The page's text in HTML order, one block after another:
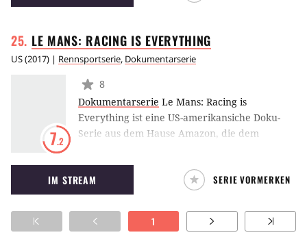
woraufhin sich sein Leben schlagartig
LE MANS: RACING IS EVERYTHING
US(2017) | Rennsportserie, Dokumentarserie
7.2
8
Dokumentarserie Le Mans: Racing is
Everything ist eine US-amerikansiche Doku-
Serie aus dem Hause Amazon, die dem
widmet, das seit 1923 in der Welt des
Rennsports für Faszination und Schrecken
sorgt.
IM STREAM SERIE VORMERKEN
1